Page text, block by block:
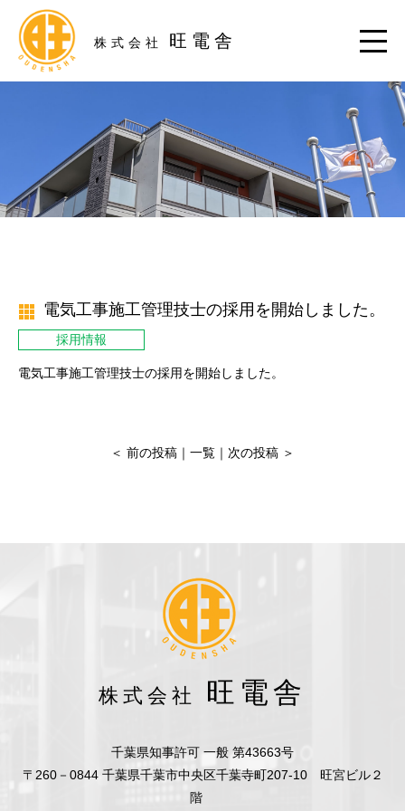
株式会社 旺電舎
電気工事施工管理技士の採用を開始しました。
採用情報
電気工事施工管理技士の採用を開始しました。
＜ 前の投稿 ｜ 一覧 ｜ 次の投稿 ＞
株式会社 旺電舎
千葉県知事許可 一般 第43663号
〒260－0844 千葉県千葉市中央区千葉寺町207-10 旺宮ビル２
階